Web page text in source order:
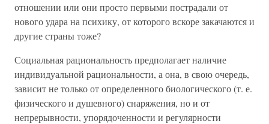
отношении или они просто первыми пострадали от
нового удара на психику, от которого вскоре закачаются и
другие страны тоже?
Социальная рациональность предполагает наличие
индивидуальной рациональности, а она, в свою очередь,
зависит не только от определенного биологического (т. е.
физического и душевного) снаряжения, но и от
непрерывности, упорядоченности и регулярности